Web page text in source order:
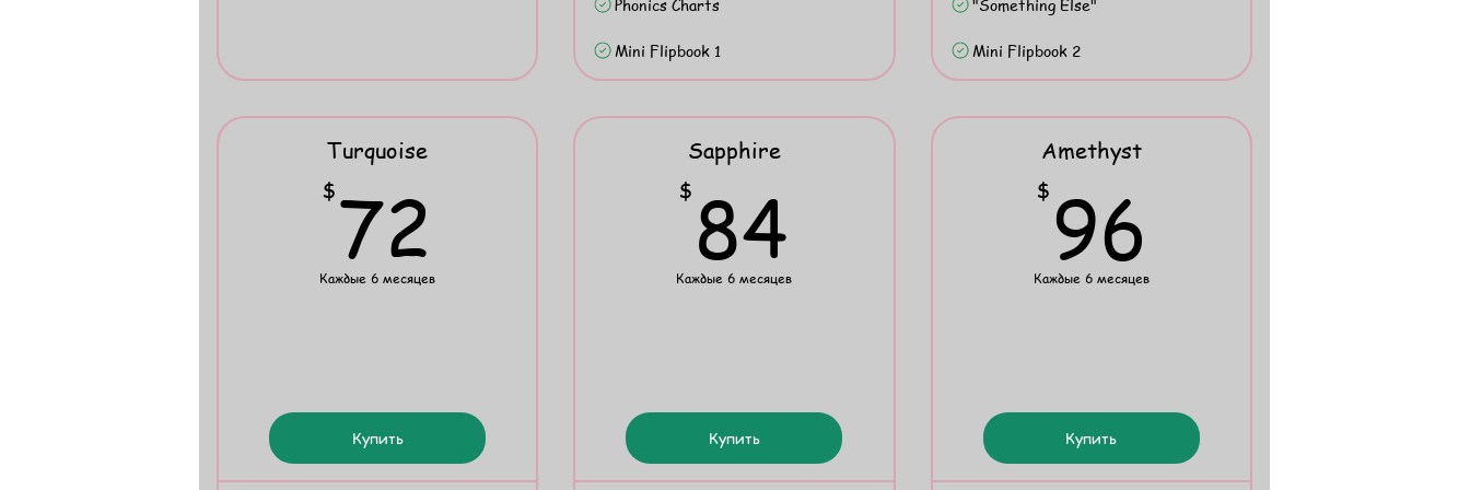
Phonics Charts
Mini Flipbook 1
"Something Else"
Mini Flipbook 2
Turquoise
$ 72
Каждые 6 месяцев
Купить
Sapphire
$ 84
Каждые 6 месяцев
Купить
Amethyst
$ 96
Каждые 6 месяцев
Купить